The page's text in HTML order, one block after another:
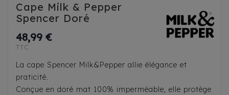
Cape Milk & Pepper
Spencer Doré
48,99 €
TTC
La cape Spencer Milk&Pepper allie élégance et
praticité.
Conçue en doré mat 100% imperméable, elle protège